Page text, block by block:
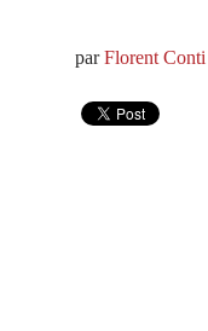
parFlorent Conti